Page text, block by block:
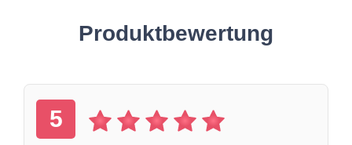
Produktbewertung
5